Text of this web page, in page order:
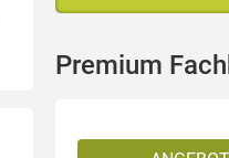
Premium